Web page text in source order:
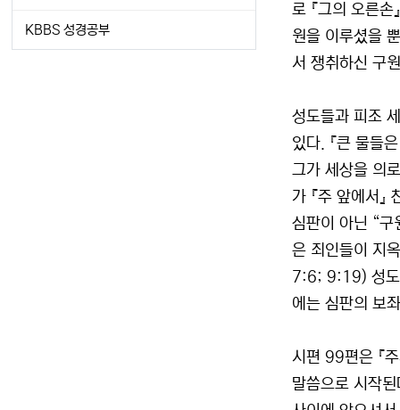
로 『그의 오른
원을 이루셨을
서 쟁취하신 구
성도들과 피조
있다. 『큰 물들
그가 세상을 의
가 『주 앞에서
심판이 아닌 “
은 죄인들이 지
7:6; 9:19) 성도
에는 심판의 보
시편 99편은 『
말씀으로 시작
KBBS 성경공부